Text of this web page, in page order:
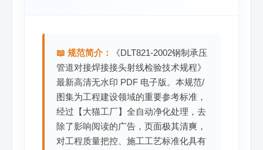
📖 规范简介：
《DLT821-2002钢制承压
管道对接焊接接头射线检验技术规程》
最新高清无水印 PDF 电子版。本规范/
图集为工程建设领域的重要参考标准，
经过【大猫工厂】全自动净化处理，去
除了影响阅读的广告，页面极其清爽，
对工程质量把控、施工工艺标准化具有